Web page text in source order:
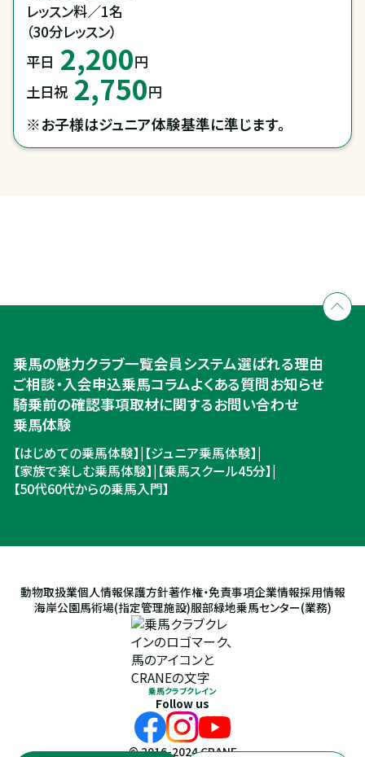
レッスン料／1名
（30分レッスン）
平日 2,200円
土日祝 2,750円
※お子様はジュニア体験基準に準じます。
入会のご相談・申込
ご相談・入会申込
乗馬の魅力クラブ一覧会員システム選ばれる理由
ご相談・入会申込乗馬コラムよくある質問お知らせ
騎乗前の確認事項取材に関するお問い合わせ
乗馬体験
【はじめての乗馬体験】| 【ジュニア乗馬体験】|
【家族で楽しむ乗馬体験】| 【乗馬スクール45分】|
【50代60代からの乗馬入門】
動物取扱業個人情報保護方針著作権・免責事項企業情報採用情報
海岸公園馬術場(指定管理施設)服部緑地乗馬センター(業務)
乗馬クラブクレイン
Follow us
© 2016-2024 CRANE